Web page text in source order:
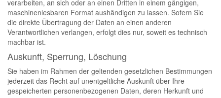
verarbeiten, an sich oder an einen Dritten in einem gängigen,
maschinenlesbaren Format aushändigen zu lassen. Sofern Sie
die direkte Übertragung der Daten an einen anderen
Verantwortlichen verlangen, erfolgt dies nur, soweit es technisch
machbar ist.
Auskunft, Sperrung, Löschung
Sie haben im Rahmen der geltenden gesetzlichen Bestimmungen
jederzeit das Recht auf unentgeltliche Auskunft über Ihre
gespeicherten personenbezogenen Daten, deren Herkunft und